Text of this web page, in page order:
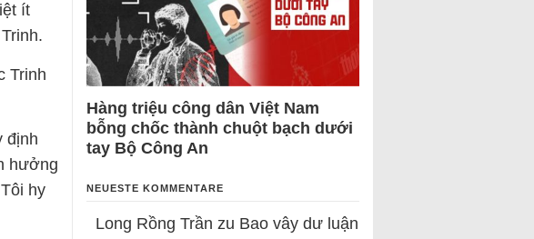
ít
Trinh
định
hưởng
hy
Hàng triệu công dân Việt Nam
bỗng chốc thành chuột bạch dưới
tay Bộ Công An
NEUESTE KOMMENTARE
Long Rồng Trần zu Bao vây dư luận